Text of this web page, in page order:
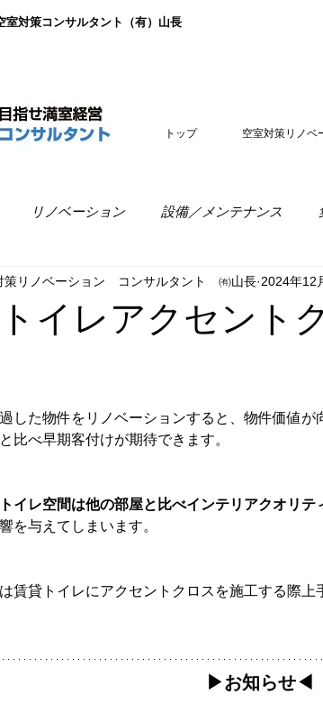
室対策コンサルタント（有）山長
トップ 空室対策リノベ
リノベーション 設備／メンテナンス
介 満室経営 リノベーションの疑問
イレアクセント
策リノベーション コンサルタント ㈲山長 2024年12
した物件をリノベーションすると、物件価値
比べ早期客付けが期待できます。
トイレ空間は他の部屋と比べインテリアクオリテ
を与えてしまいます。
賃貸トイレにアクセントクロスを施工する際上
▶︎お知らせ◀︎